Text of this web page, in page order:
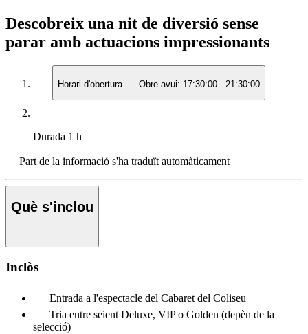
Descobreix una nit de diversió sense
parar amb actuacions impressionants
Horari d'obertura Obre avui: 17:30:00 - 21:30:00
Durada 1 h
Part de la informació s'ha traduït automàticament
Què s'inclou
Inclòs
Entrada a l'espectacle del Cabaret del Coliseu
Tria entre seient Deluxe, VIP o Golden (depèn de la
selecció)